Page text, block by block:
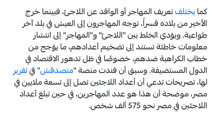
كمايختلفتعريف المهاجر أو الوافد عن اللاجئ، فبينما خرج
الأخير من بلاده قسراً، توجه المهاجرون إلى العيش في بلد آخر
طواعية. ويؤدي الخلط بين "اللاجئ" و"المهاجر" إلى انتشار
معلومات خاطئة تستند إلى تضخيم أعدادهم، ما يؤجج من
خطاب الكراهية ضدهم، خصوصًا في ظل تدهور الاقتصاد في
الدول المستضيفة. وسبق أن فندت منصة "متصدقش" فيتقرير
لها، تصريحات تدعي أن أعداد اللاجئين تصل إلى تسعة ملايين في
مصر، موضحة أن هذا هو عدد المهاجرين، في حين تبلغ أعداد
اللاجئين في مصر نحو 575 ألف شخص.